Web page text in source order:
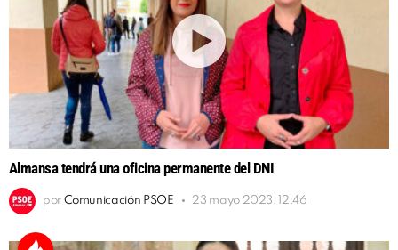
Almansa tendrá una oficina permanente del DNI
por Comunicación PSOE 23 mayo 2023, 12:46